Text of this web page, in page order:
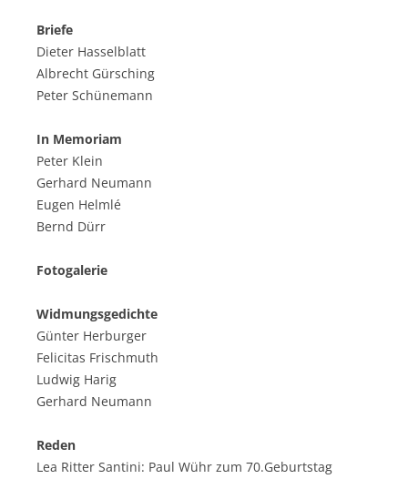
Briefe
Dieter Hasselblatt
Albrecht Gürsching
Peter Schünemann
In Memoriam
Peter Klein
Gerhard Neumann
Eugen Helmlé
Bernd Dürr
Fotogalerie
Widmungsgedichte
Günter Herburger
Felicitas Frischmuth
Ludwig Harig
Gerhard Neumann
Reden
Lea Ritter Santini: Paul Wühr zum 70.Geburtstag